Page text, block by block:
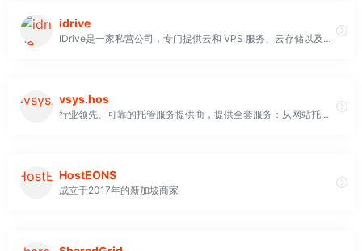
idrive
IDrive是一家私营公司，专门提供云和 VPS 服务、云存储以及在线备份。核心处理器基于 IDrive、RemotePC 或 IBackup。他们声称已经托管了超过 300 万客户的网站 与市场上类似的云配置相比，他们的价格合理。您可以选择免费计划或需要特定费用的计划之一。IDrive 还提供折扣。例如，如果您选择 1 年合同，第一年可享受 25% 的折扣。如果您选择 2 年合同，第一年可享受 50% 的折扣。 他们是一家无风险的公司，因为您可以在购买后的15 天内申请退款
vsys.hos
行业领先、可靠的托管服务提供商，提供全套服务：从网站托管、VPS 和专用服务器到完全托管的
HostEONS
成立于2017年的新加坡商家